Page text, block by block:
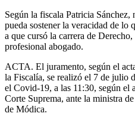
Según la fiscala Patricia
pueda sostener la veracidad de lo
a que cursó la carrera de
profesional abogado.
ACTA. El juramento, según el
la Fiscalía, se realizó el 7 de julio
el Covid-19, a las 11:30, según el
Corte Suprema, ante la ministra
de Módica.